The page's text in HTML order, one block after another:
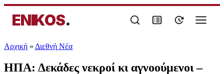
ENIKOS.
Αρχική » Διεθνή Νέα
ΗΠΑ: Δεκάδες νεκροί κι αγνοούμενοι –